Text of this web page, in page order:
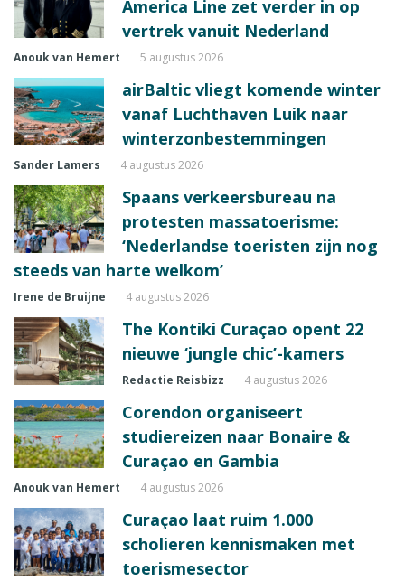
America Line zet verder in op
vertrek vanuit Nederland
Anouk van Hemert 5 augustus 2026
airBaltic vliegt komende winter
vanaf Luchthaven Luik naar
winterzonbestemmingen
Sander Lamers 4 augustus 2026
Spaans verkeersbureau na
protesten massatoerisme:
‘Nederlandse toeristen zijn nog
steeds van harte welkom’
Irene de Bruijne 4 augustus 2026
The Kontiki Curaçao opent 22
nieuwe ‘jungle chic’-kamers
Redactie Reisbizz 4 augustus 2026
Corendon organiseert
studiereizen naar Bonaire &
Curaçao en Gambia
Anouk van Hemert 4 augustus 2026
Curaçao laat ruim 1.000
scholieren kennismaken met
toerismesector